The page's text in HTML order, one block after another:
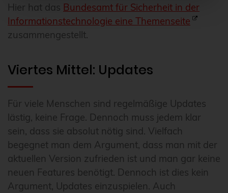
Hier hat das Bundesamt für Sicherheit in der
Informationstechnologie eine Themenseite
zusammengestellt.
Viertes Mittel: Updates
Für viele Menschen sind regelmäßige Updates
lästig, keine Frage. Dennoch muss jedem klar
sein, dass sie absolut nötig sind. Vielfach
begegnet man dem Argument, dass man mit der
aktuellen Version zufrieden ist und man gar keine
neuen Features benötigt. Dennoch ist dies kein
Argument, Updates einzuspielen. Auch